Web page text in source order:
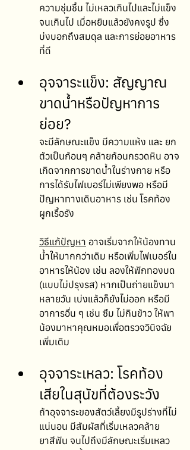
ความชุ่มชื้น ไม่เหลวเกินไปและไม่แข็ง
จนเกินไป เมื่อหยิบแล้วยังคงรูป ซึ่ง
บ่งบอกถึงสมดุล และการย่อยอาหาร
ที่ดี
อุจจาระแข็ง: สัญญาณ
ขาดน้ำหรือปัญหาการ
ย่อย?
จะมีลักษณะแข็ง มีความแห้ง และ ยก
ตัวเป็นก้อนๆ คล้ายก้อนกรวดหิน อาจ
เกิดจากการขาดน้ำในร่างกาย หรือ
การได้รับไฟเบอร์ไม่เพียงพอ หรือมี
ปัญหาทางเดินอาหาร เช่น โรคท้อง
ผูกเรื้อรัง
วิธีแก้ปัญหา อาจเริ่มจากให้น้องทาน
น้ำให้มากกว่าเดิม หรือเพิ่มไฟเบอร์ใน
อาหารให้น้อง เช่น ลองให้ฟักทองบด
(แบบไม่ปรุงรส) หากเป็นถ่ายแข็งมา
หลายวัน เบ่งแล้วก็ยังไม่ออก หรือมี
อาการอื่น ๆ เช่น ซึม ไม่กินข้าว ให้พา
น้องมาหาคุณหมอเพื่อตรวจวินิจฉัย
เพิ่มเติม
อุจจาระเหลว: โรคท้อง
เสียในสุนัขที่ต้องระวัง
ถ้าอุจจาระของสัตว์เลี้ยงมีรูปร่างที่ไม่
แน่นอน มีสัมผัสที่เริ่มเหลวคล้าย
ยาสีฟัน จนไปถึงมีลักษณะเริ่มเหลว